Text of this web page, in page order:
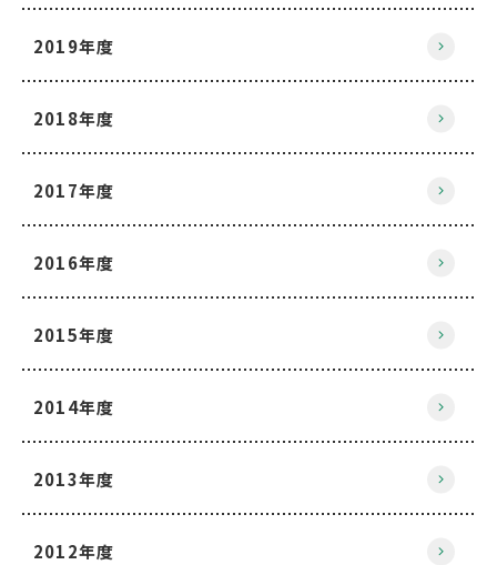
2019年度
2018年度
2017年度
2016年度
2015年度
2014年度
2013年度
2012年度